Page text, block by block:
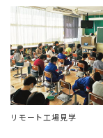
リモート工場見学